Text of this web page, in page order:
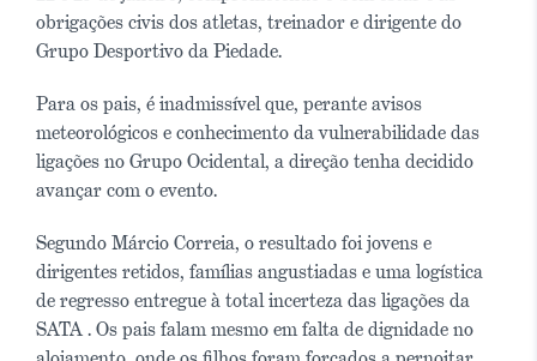
obrigações civis dos atletas, treinador e dirigente do
Grupo Desportivo da Piedade.
Para os pais, é inadmissível que, perante avisos
meteorológicos e conhecimento da vulnerabilidade das
ligações no Grupo Ocidental, a direção tenha decidido
avançar com o evento.
Segundo Márcio Correia, o resultado foi jovens e
dirigentes retidos, famílias angustiadas e uma logística
de regresso entregue à total incerteza das ligações da
SATA . Os pais falam mesmo em falta de dignidade no